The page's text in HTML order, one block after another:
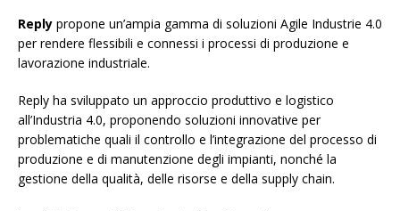
Reply propone un’ampia gamma di soluzioni Agile Industrie 4.0
per rendere flessibili e connessi i processi di produzione e
lavorazione industriale.
Reply ha sviluppato un approccio produttivo e logistico
all’Industria 4.0, proponendo soluzioni innovative per
problematiche quali il controllo e l’integrazione del processo di
produzione e di manutenzione degli impianti, nonché la
gestione della qualità, delle risorse e della supply chain.